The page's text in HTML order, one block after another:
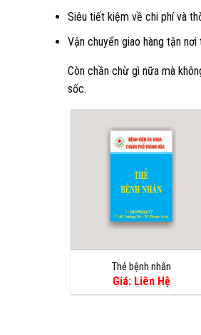
Siêu tiết kiệm về chi phí và
Vận chuyển giao hàng tận nơi
Còn chần chừ gì nữa mà
sốc.
Thẻ bệnh nhân
Giá: Liên Hệ